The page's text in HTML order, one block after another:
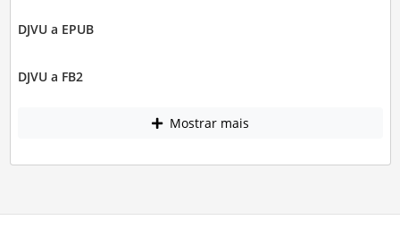
DJVU a EPUB
DJVU a FB2
Mostrar mais